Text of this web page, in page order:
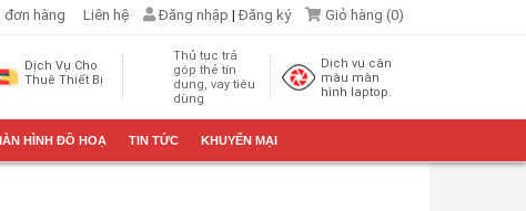
đơn hàng Liên hệ Đăng nhập |Đăng ký Giỏ hàng (0)
Dịch Vụ Cho
Thuê Thiết Bị
Thủ tục trả
góp thẻ tín
dụng, vay tiêu
dùng
Dịch vụ cân
màu màn
hình laptop.
HÌNH ĐỒ HOẠ TIN TỨC KHUYẾN MẠI